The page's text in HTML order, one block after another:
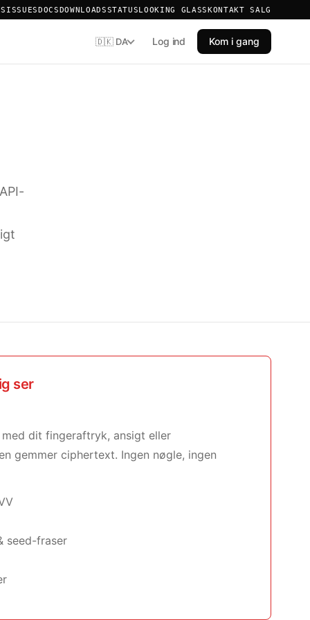
ISSUESDOCSDOWNLOADSSTATUSLOOKING GLASSKONTAKT SALG
🇩🇰 DA Log ind Kom i gang
ser
dit fingeraftryk, ansigt eller
gemmer ciphertext. Ingen nøgle, ingen
seed-fraser